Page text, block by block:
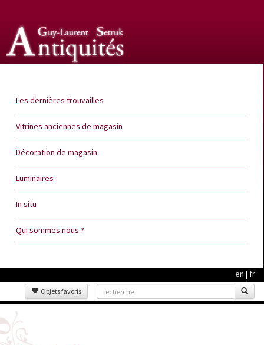
Les dernières trouvailles
Vitrines anciennes de magasin
Décoration de magasin
Luminaires
In situ
Qui sommes nous ?
en | fr
Objets favoris